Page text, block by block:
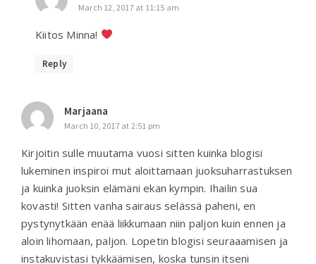
March 12, 2017 at 11:15 am
Kiitos Minna!
Reply
Marjaana
March 10, 2017 at 2:51 pm
Kirjoitin sulle muutama vuosi sitten kuinka blogisi
lukeminen inspiroi mut aloittamaan juoksuharrastuksen
ja kuinka juoksin elämäni ekan kympin. Ihailin sua
kovasti! Sitten vanha sairaus selässä paheni, en
pystynytkään enää liikkumaan niin paljon kuin ennen ja
aloin lihomaan, paljon. Lopetin blogisi seuraaamisen ja
instakuvistasi tykkäämisen, koska tunsin itseni